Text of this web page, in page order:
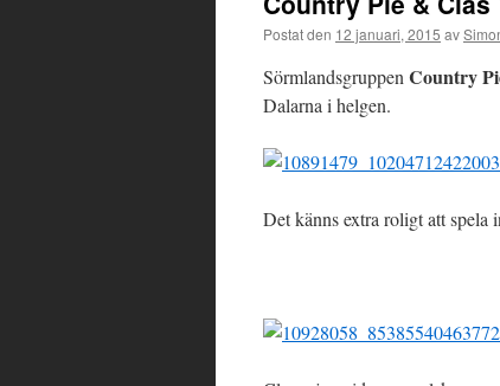
Postat den 12 januari, 2015 av
Sörmlandsgruppen Country
Dalarna i helgen.
Det känns extra roligt att spela